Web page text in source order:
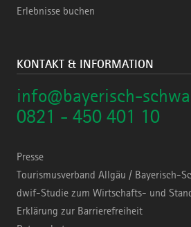
Erlebnisse buchen
KONTAKT & INFORMATION
info@bayerisch-
0821 - 450 401 10
Presse
Tourismusverband Allgäu / Bayerisch-
dwif-Studie zum Wirtschafts- und
Erklärung zur Barrierefreiheit